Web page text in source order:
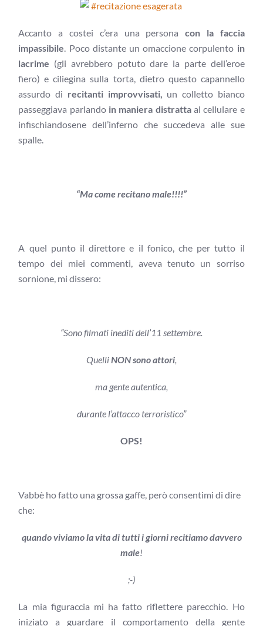
Accanto a costei c’era una personacon la faccia
impassibile . Poco distante un omaccione corpulento in
lacrime (gli avrebbero potuto dare la parte dell’eroe
fiero) e ciliegina sulla torta, dietro questo capannello
assurdo di recitanti improvvisati, un colletto bianco
passeggiava parlandoin maniera distrattaal cellulare e
infischiandosene dell’inferno che succedeva alle sue
spalle.
“Ma come recitano male!!!!”
A quel punto il direttore e il fonico, che per tutto il
tempo dei miei commenti, aveva tenuto un sorriso
sornione, mi dissero:
“Sono filmati inediti dell’11 settembre.
Quelli NON sono attori
ma gente autentica,
durante l’attacco terroristico”
OPS!
Vabbè ho fatto una grossa gaffe, però consentimi di dire
che:
quando viviamo la vita di tutti i giorni recitiamo davvero
male!
;-)
La mia figuraccia mi ha fatto riflettere parecchio. Ho
iniziato a guardare il comportamento della gente